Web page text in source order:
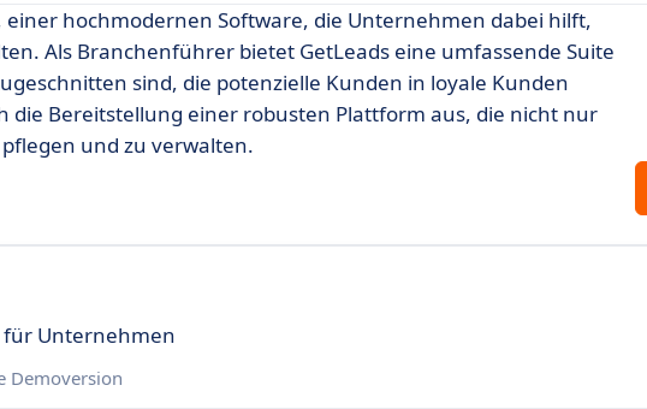
einer hochmodernen Software, die Unternehmen dabei hilft,
Als Branchenführer bietet GetLeads eine umfassende Suite
sind, die potenzielle Kunden in loyale Kunden
die Bereitstellung einer robusten Plattform aus, die nicht nur
und zu verwalten.
für Unternehmen
Demoversion